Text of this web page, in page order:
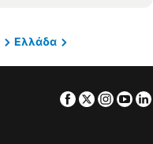
Στεγνά
Προφύλια
Ελλάδα
Facebook
Twitter